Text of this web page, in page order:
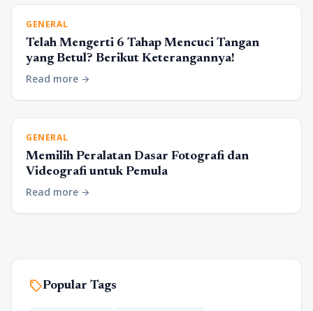
GENERAL
Telah Mengerti 6 Tahap Mencuci Tangan
yang Betul? Berikut Keterangannya!
Read more arrow_forward
GENERAL
Memilih Peralatan Dasar Fotografi dan
Videografi untuk Pemula
Read more arrow_forward
sellPopular Tags